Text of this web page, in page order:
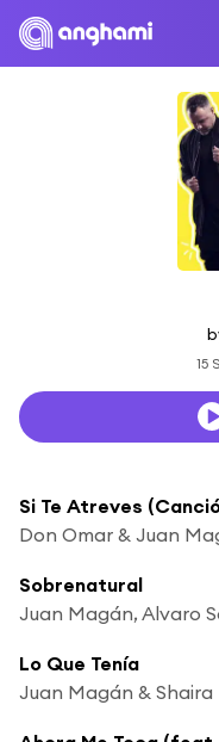
15
Don Omar & Juan
Sobrenatural
Juan Magán, Alvaro
Lo Que Tenía
Juan Magán & Shaira